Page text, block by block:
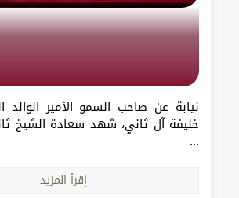
نيابة عن صاحب السمو الأمير
خليفة آل ثاني، شهد سعادة الشيخ
...
إقرأ المزيد